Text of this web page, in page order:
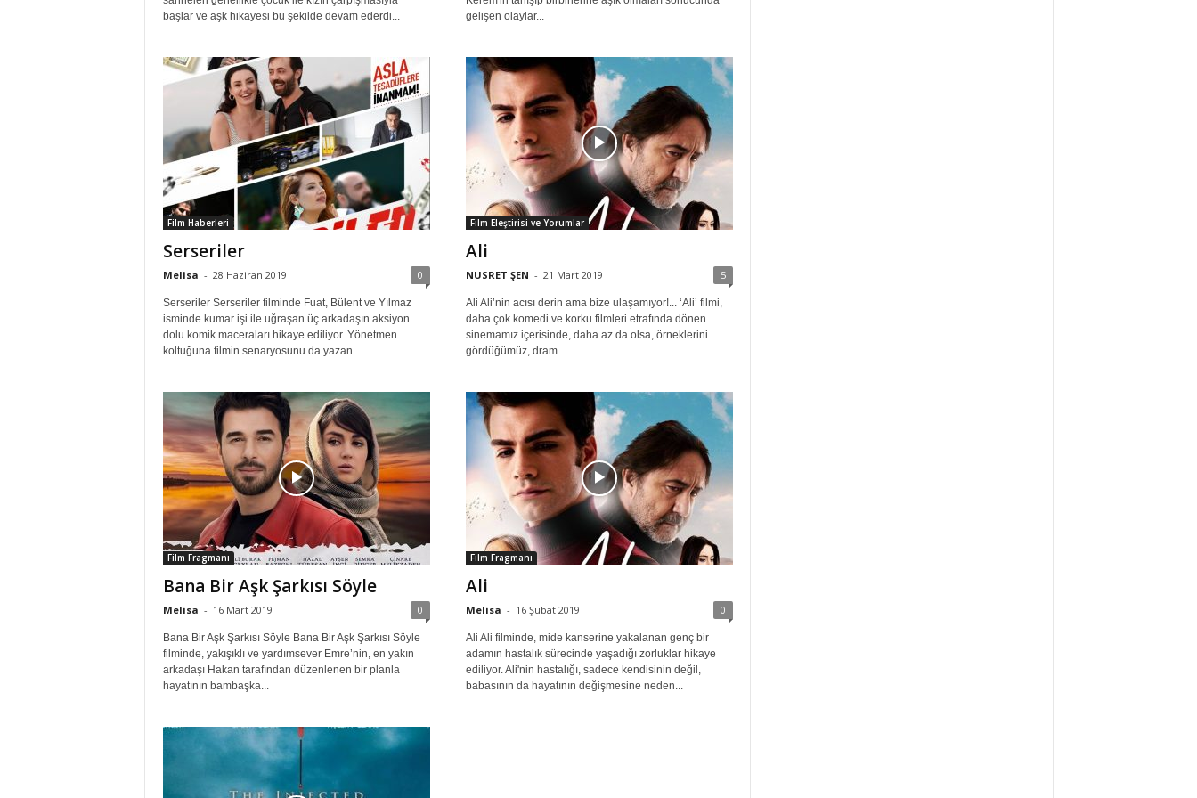
başlar ve aşk hikayesi bu şekilde devam ederdi...
gelişen olaylar...
Film Haberleri
Serseriler
Melisa - 28 Haziran 2019 0
Serseriler Serseriler filminde Fuat, Bülent ve Yılmaz
isminde kumar işi ile uğraşan üç arkadaşın aksiyon
dolu komik maceraları hikaye ediliyor. Yönetmen
koltuğuna filmin senaryosunu da yazan...
Film Eleştirisi ve Yorumlar
Ali
NUSRET ŞEN - 21 Mart 2019 5
Ali Ali’nin acısı derin ama bize ulaşamıyor!... ‘Ali’ filmi,
daha çok komedi ve korku filmleri etrafında dönen
sinemamız içerisinde, daha az da olsa, örneklerini
gördüğümüz, dram...
Film Fragmanı
Bana Bir Aşk Şarkısı Söyle
Melisa - 16 Mart 2019 0
Bana Bir Aşk Şarkısı Söyle Bana Bir Aşk Şarkısı Söyle
filminde, yakışıklı ve yardımsever Emre’nin, en yakın
arkadaşı Hakan tarafından düzenlenen bir planla
hayatının bambaşka...
Film Fragmanı
Ali
Melisa - 16 Şubat 2019 0
Ali Ali filminde, mide kanserine yakalanan genç bir
adamın hastalık sürecinde yaşadığı zorluklar hikaye
ediliyor. Ali'nin hastalığı, sadece kendisinin değil,
babasının da hayatının değişmesine neden...